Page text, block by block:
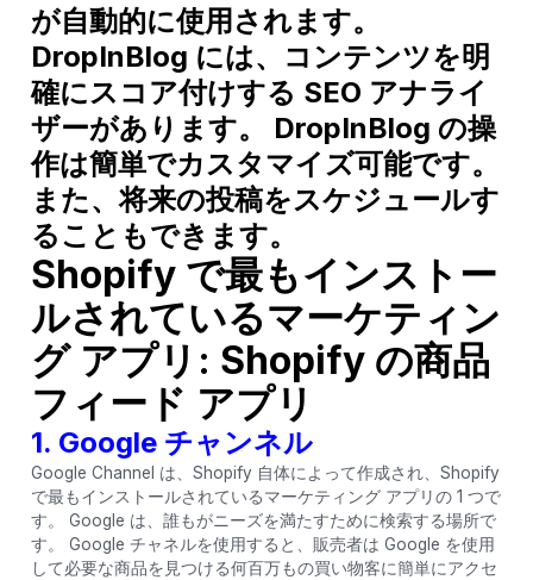
が自動的に使用されます。
DropInBlog には、コンテンツを明
確にスコア付けする SEO アナライ
ザーがあります。 DropInBlog の操
作は簡単でカスタマイズ可能です。
また、将来の投稿をスケジュールす
ることもできます。
Shopify で最もインストー
ルされているマーケティン
グ アプリ: Shopify の商品
フィード アプリ
1. Google チャンネル
Google Channel は、Shopify 自体によって作成され、Shopify
で最もインストールされているマーケティング アプリの 1 つで
す。 Google は、誰もがニーズを満たすために検索する場所で
す。 Google チャネルを使用すると、販売者は Google を使用
して必要な商品を見つける何百万もの買い物客に簡単にアクセ